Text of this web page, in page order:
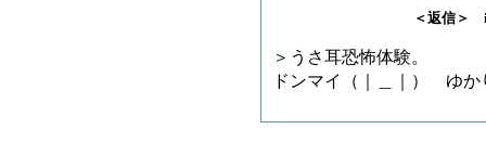
＜返信＞ iwtfilさ
＞うさ耳恐怖体験。
ドンマイ（｜＿｜） ゆか